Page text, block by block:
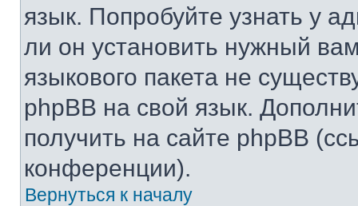
язык. Попробуйте узнать у
ли он установить нужный
языкового пакета не
phpBB на свой язык.
получить на сайте phpBB
конференции).
Вернуться к началу